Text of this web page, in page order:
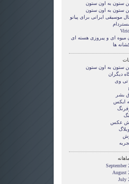
ستون به اون ستون
ستون به اون ستون
موسیقی ایرانی برای پیانو
میوه ای و پیروزی هسته ای
ها
ستون به اون ستون
دیگران
تی وی
بشر
ایکس
عکس
September
August
July